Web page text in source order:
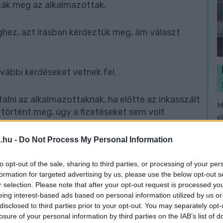
- Do Not Process My Personal Information
opt-out of the sale, sharing to third parties, or processing of your
for targeted advertising by us, please use the below opt-out
selection. Please note that after your opt-out request is processed
interest-based ads based on personal information utilized by us
to third parties prior to your opt-out. You may separately
of your personal information by third parties on the IAB’s list of
meg az alkalmazottak.
azt írásban kérdeztük meg, ám választ
kérdéseket vetnek fel.
az alkalmazottaknak, ha előtte az inkasszált
meg, úgy a fizetéseket sem volt
ha a végrehajtást törölték. Figyelni fogjuk.
hogy a tőlük független szerkesztőségek